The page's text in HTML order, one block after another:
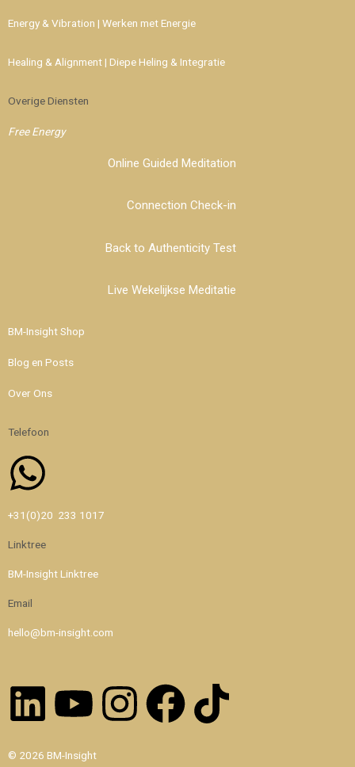
Energy & Vibration | Werken met Energie
Healing & Alignment | Diepe Heling & Integratie
Overige Diensten
Free Energy
Online Guided Meditation
Connection Check-in
Back to Authenticity Test
Live Wekelijkse Meditatie
BM-Insight Shop
Blog en Posts
Over Ons
Telefoon
Whatsapp
+31(0)20 233 1017
Linktree
BM-Insight Linktree
Email
hello@bm-insight.com
Linkedin
Youtube
Instagram
Facebook
Tiktok
© 2026 BM-Insight